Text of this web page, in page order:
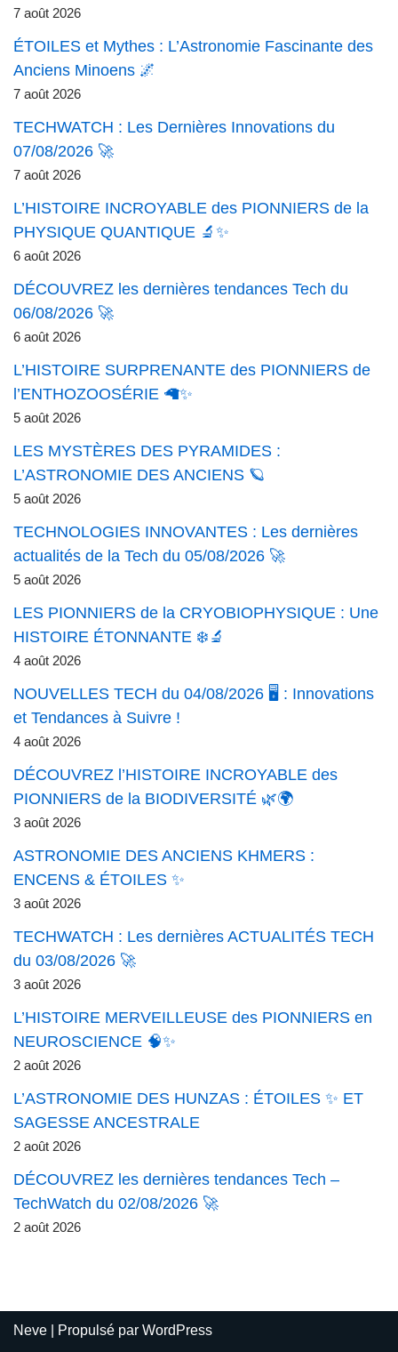
7 août 2026
ÉTOILES et Mythes : L’Astronomie Fascinante des
Anciens Minoens 🌌
7 août 2026
TECHWATCH : Les Dernières Innovations du
07/08/2026 🚀
7 août 2026
L’HISTOIRE INCROYABLE des PIONNIERS de la
PHYSIQUE QUANTIQUE 🔬✨
6 août 2026
DÉCOUVREZ les dernières tendances Tech du
06/08/2026 🚀
6 août 2026
L’HISTOIRE SURPRENANTE des PIONNIERS de
l’ENTHOZOOSÉRIE 🦙✨
5 août 2026
LES MYSTÈRES DES PYRAMIDES :
L’ASTRONOMIE DES ANCIENS 🪐
5 août 2026
TECHNOLOGIES INNOVANTES : Les dernières
actualités de la Tech du 05/08/2026 🚀
5 août 2026
LES PIONNIERS de la CRYOBIOPHYSIQUE : Une
HISTOIRE ÉTONNANTE ❄️🔬
4 août 2026
NOUVELLES TECH du 04/08/2026 🖥️ : Innovations
et Tendances à Suivre !
4 août 2026
DÉCOUVREZ l’HISTOIRE INCROYABLE des
PIONNIERS de la BIODIVERSITÉ 🌿🌍
3 août 2026
ASTRONOMIE DES ANCIENS KHMERS :
ENCENS & ÉTOILES ✨
3 août 2026
TECHWATCH : Les dernières ACTUALITÉS TECH
du 03/08/2026 🚀
3 août 2026
L’HISTOIRE MERVEILLEUSE des PIONNIERS en
NEUROSCIENCE 🧠✨
2 août 2026
L’ASTRONOMIE DES HUNZAS : ÉTOILES ✨ ET
SAGESSE ANCESTRALE
2 août 2026
DÉCOUVREZ les dernières tendances Tech –
TechWatch du 02/08/2026 🚀
2 août 2026
Neve | Propulsé par WordPress